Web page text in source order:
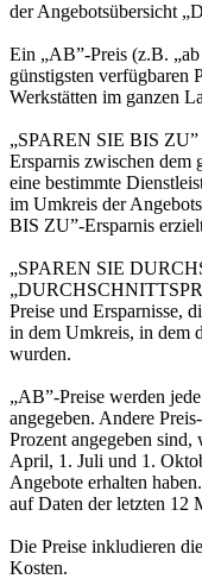
der Angebotsübersicht
Ein „AB”-Preis (z.B.
günstigsten verfügbaren
Werkstätten im ganzen
„SPAREN SIE BIS
Ersparnis zwischen dem
eine bestimmte
im Umkreis der
BIS ZU”-Ersparnis
„SPAREN SIE
Preise und Ersparnisse,
in dem Umkreis, in dem
wurden.
„AB”-Preise werden
angegeben. Andere
Prozent angegeben
April, 1. Juli und 1.
Angebote erhalten
auf Daten der letzten 12
Die Preise inkludieren
Kosten.